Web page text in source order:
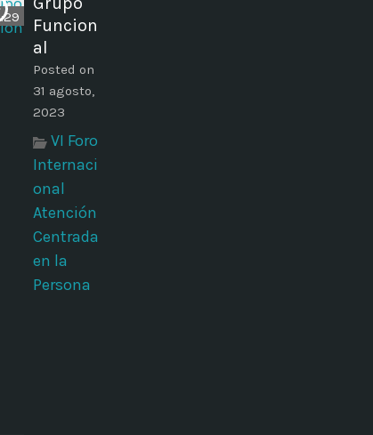
Funcion
al
Posted on
31 agosto,
2023
VI Foro
Internaci
onal
Atención
Centrada
en la
Persona